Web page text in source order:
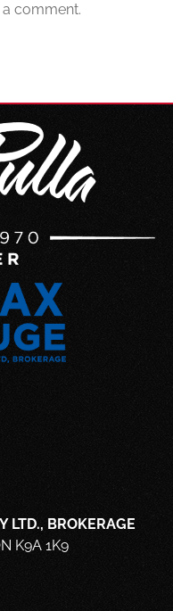
comment.
LTD., BROKERAGE
K9A 1K9